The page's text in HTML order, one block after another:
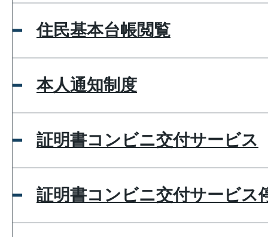
住民基本台帳閲覧
本人通知制度
証明書コンビニ交付サービス
証明書コンビニ交付サービス